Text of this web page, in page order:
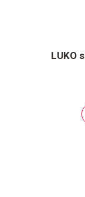
LUKO